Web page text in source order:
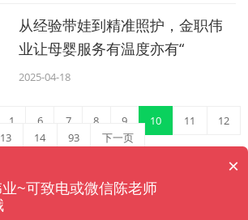
从经验带娃到精准照护，金职伟
业让母婴服务有温度亦有“
2025-04-18
1 6 7 8 9 10 11
12
13
14 93 下一页
现代家庭产业发展有限公司 版权所有
www.jzwy123.com All Rights Reserved.
×
~可致电或微信陈老师